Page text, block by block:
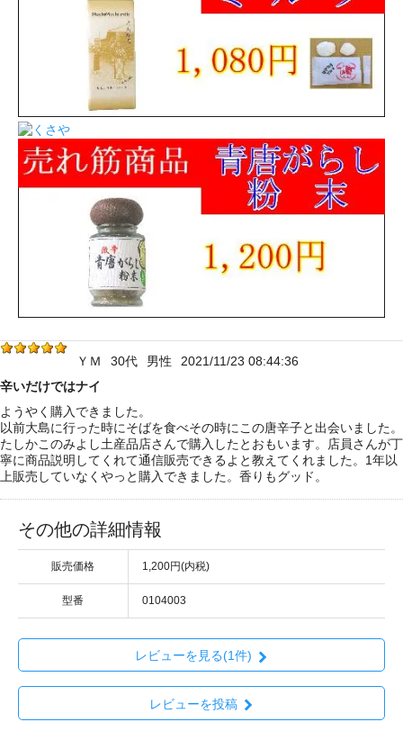
ＹＭ 30代 男性
2021/11/23 08:44:36
辛いだけではナイ
ようやく購入できました。
以前大島に行った時にそばを食べその時にこの唐辛子と出会いました。
たしかこのみよし土産品店さんで購入したとおもいます。店員さんが丁
寧に商品説明してくれて通信販売できるよと教えてくれました。1年以
上販売していなくやっと購入できました。香りもグッド。
その他の詳細情報
販売価格 1,200円(内税)
型番 0104003
レビューを見る(1件)
レビューを投稿